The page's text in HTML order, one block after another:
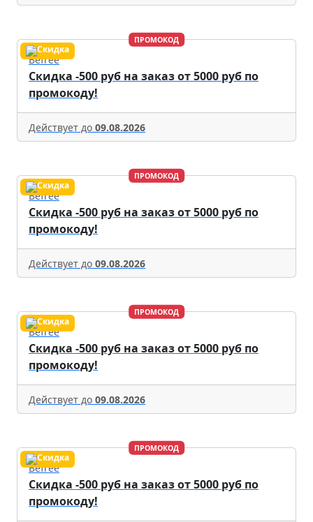
ПРОМОКОД
Befree
Скидка -500 руб на заказ от 5000 руб по
промокоду!
Действует до 09.08.2026
ПРОМОКОД
Befree
Скидка -500 руб на заказ от 5000 руб по
промокоду!
Действует до 09.08.2026
ПРОМОКОД
Befree
Скидка -500 руб на заказ от 5000 руб по
промокоду!
Действует до 09.08.2026
ПРОМОКОД
Befree
Скидка -500 руб на заказ от 5000 руб по
промокоду!